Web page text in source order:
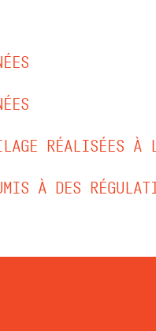
RÉALISÉES À
À DES